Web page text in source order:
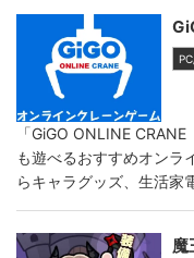
「GiGO ONLINE
も遊べるおすすめオンラ
らキャラグッズ、生活家
魔